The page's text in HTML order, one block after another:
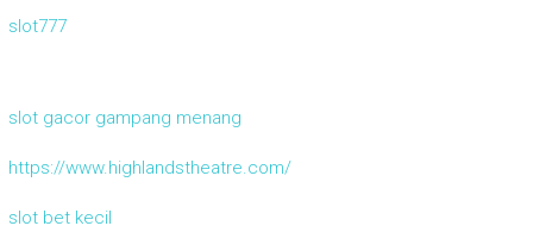
slot777
slot gacor gampang menang
https://www.highlandstheatre.com/
slot bet kecil